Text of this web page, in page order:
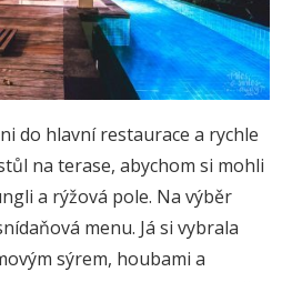
do hlavní restaurace a rychle
na terase, abychom si mohli
a rýžová pole. Na výběr
menu. Já si vybrala
sýrem, houbami a